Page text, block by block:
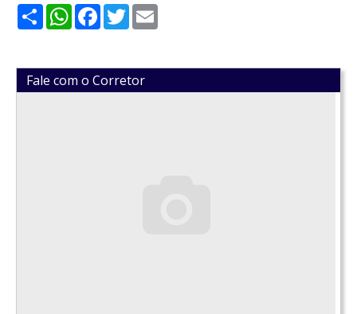
ShareWhatsApp
Facebook
Twitter
Fale com o Corretor